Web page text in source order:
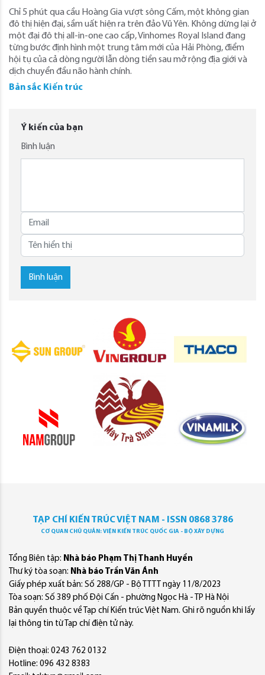
Chỉ 5 phút qua cầu Hoàng Gia vượt sông Cấm, một không gian
đô thị hiện đại, sầm uất hiện ra trên đảo Vũ Yên. Không dừng lại ở
một đại đô thị all-in-one cao cấp, Vinhomes Royal Island đang
từng bước định hình một trung tâm mới của Hải Phòng, điểm
hội tụ của cả dòng người lẫn dòng tiền sau mở rộng địa giới và
dịch chuyển đầu não hành chính.
Bản sắc Kiến trúc
Ý kiến của bạn
Bình luận
Bình luận
TẠP CHÍ KIẾN TRÚC VIỆT NAM - ISSN 0868 3786
CƠ QUAN CHỦ QUẢN: VIỆN KIẾN TRÚC QUỐC GIA - BỘ XÂY DỰNG
Tổng Biên tập: Nhà báo Phạm Thị Thanh Huyền
Thư ký tòa soạn: Nhà báo Trần Văn Ánh
Giấy phép xuất bản: Số 288/GP - Bộ TTTT ngày 11/8/2023
Tòa soạn: Số 389 phố Đội Cấn - phường Ngọc Hà - TP Hà Nội
Bản quyền thuộc về Tạp chí Kiến trúc Việt Nam. Ghi rõ nguồn khi lấy
lại thông tin từ Tạp chí điện tử này.
Điện thoại: 0243 762 0132
Hotline: 096 432 8383